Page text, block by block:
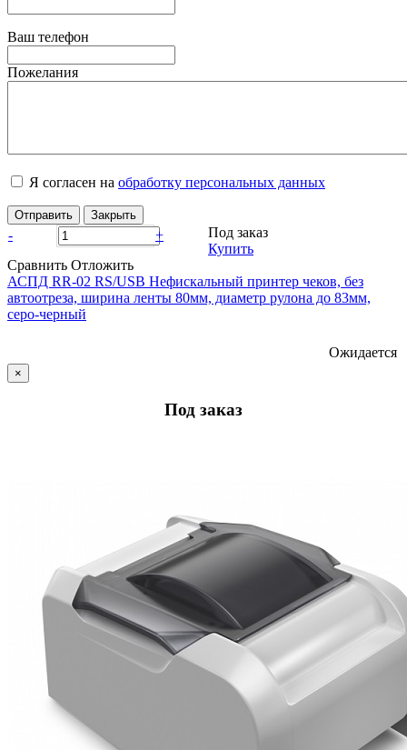
Ваш телефон
Пожелания
Я согласен на обработку персональных данных
Отправить Закрыть
- +
Под заказ
Купить
Сравнить Отложить
АСПД RR-02 RS/USB Нефискальный принтер чеков, без
автоотреза, ширина ленты 80мм, диаметр рулона до 83мм,
серо-черный
Ожидается
×
Под заказ